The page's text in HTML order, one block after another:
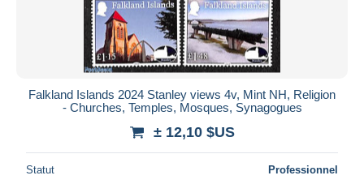
Falkland Islands 2024 Stanley views 4v, Mint NH, Religion
- Churches, Temples, Mosques, Synagogues
± 12,10 $US
Statut Professionnel